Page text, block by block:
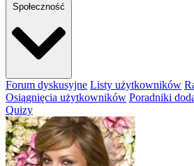
Społeczność
Forum dyskusyjne Listy użytkowników
Osiągnięcia użytkowników Poradniki
Quizy